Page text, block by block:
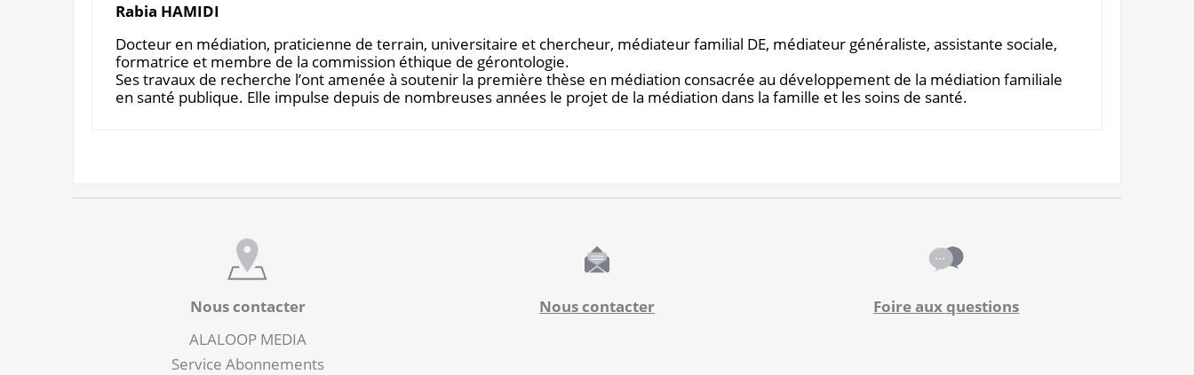
Rabia HAMIDI
Docteur en médiation, praticienne de terrain, universitaire et chercheur, médiateur familial DE, médiateur généraliste, assistante sociale,
formatrice et membre de la commission éthique de gérontologie.
Ses travaux de recherche l’ont amenée à soutenir la première thèse en médiation consacrée au développement de la médiation familiale
en santé publique. Elle impulse depuis de nombreuses années le projet de la médiation dans la famille et les soins de santé.
Nous contacter
ALALOOP MEDIA
Service Abonnements
Nous contacter Foire aux questions